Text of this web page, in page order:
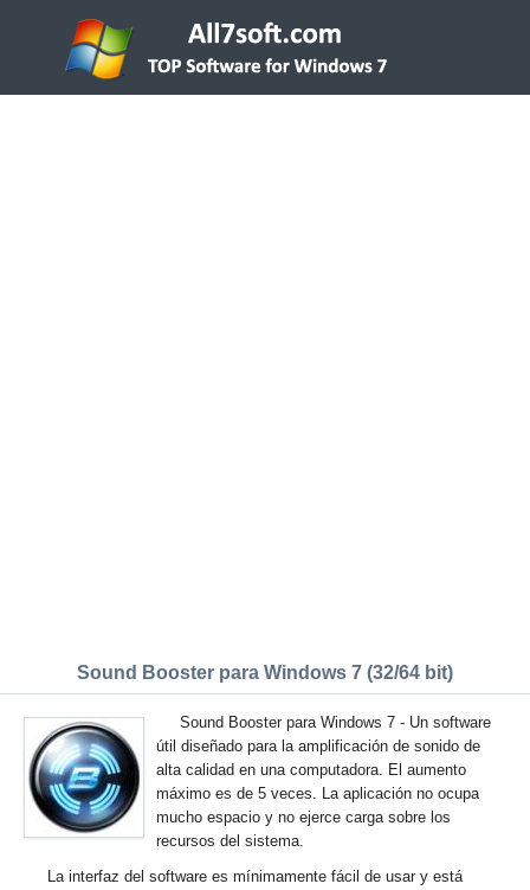
Sound Booster para Windows 7 (32/64 bit)
Sound Booster para Windows 7 - Un software
útil diseñado para la amplificación de sonido de
alta calidad en una computadora. El aumento
máximo es de 5 veces. La aplicación no ocupa
mucho espacio y no ejerce carga sobre los
recursos del sistema.
La interfaz del software es mínimamente fácil de usar y está